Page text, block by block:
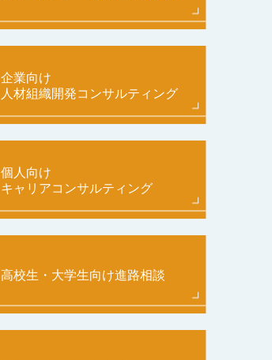
企業向け
人材組織開発コンサルティング
個人向け
キャリアコンサルティング
高校生・大学生向け進路相談